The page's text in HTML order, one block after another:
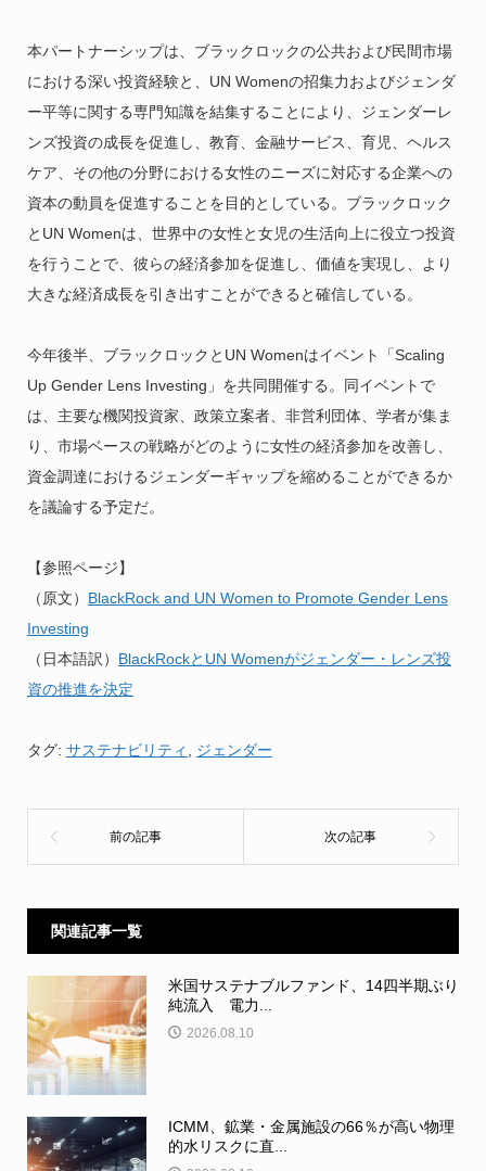
本パートナーシップは、ブラックロックの公共および民間市場
における深い投資経験と、UN Womenの招集力およびジェンダ
ー平等に関する専門知識を結集することにより、ジェンダーレ
ンズ投資の成長を促進し、教育、金融サービス、育児、ヘルス
ケア、その他の分野における女性のニーズに対応する企業への
資本の動員を促進することを目的としている。ブラックロック
とUN Womenは、世界中の女性と女児の生活向上に役立つ投資
を行うことで、彼らの経済参加を促進し、価値を実現し、より
大きな経済成長を引き出すことができると確信している。
今年後半、ブラックロックとUN Womenはイベント「Scaling
Up Gender Lens Investing」を共同開催する。同イベントで
は、主要な機関投資家、政策立案者、非営利団体、学者が集ま
り、市場ベースの戦略がどのように女性の経済参加を改善し、
資金調達におけるジェンダーギャップを縮めることができるか
を議論する予定だ。
【参照ページ】
（原文） BlackRock and UN Women to Promote Gender Lens
Investing
（日本語訳） BlackRockとUN Womenがジェンダー・レンズ投
資の推進を決定
タグ: サステナビリティ ジェンダー
関連記事一覧
米国サステナブルファンド、14四半期ぶり
純流入 電力...
2026.08.10
ICMM、鉱業・金属施設の66％が高い物理
的水リスクに直...